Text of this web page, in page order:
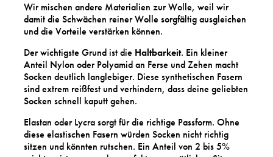
Wir mischen andere Materialien zur Wolle, weil wir
damit die Schwächen reiner Wolle sorgfältig ausgleichen
und die Vorteile verstärken können.
Der wichtigste Grund ist die Haltbarkeit. Ein kleiner
Anteil Nylon oder Polyamid an Ferse und Zehen macht
Socken deutlich langlebiger. Diese synthetischen Fasern
sind extrem reißfest und verhindern, dass deine geliebten
Socken schnell kaputt gehen.
Elastan oder Lycra sorgt für die richtige Passform. Ohne
diese elastischen Fasern würden Socken nicht richtig
sitzen und könnten rutschen. Ein Anteil von 2 bis 5%